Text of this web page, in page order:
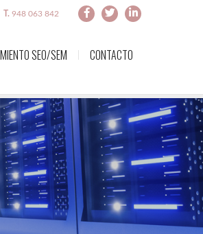
T. 948 063 842
SEO/SEM CONTACTO